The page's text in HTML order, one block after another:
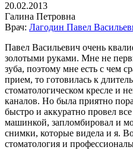
20.02.2013
Галина Петровна
Врач: Лагодин Павел
Павел Васильевич очень
золотыми руками. Мне не
зуба, поэтому мне есть с чем
прием, то готовилась к
стоматологическом кресле и
каналов. Но была приятно
быстро и аккуратно провел
машинкой, запломбировал и
снимки, которые видела и я.
стоматология и